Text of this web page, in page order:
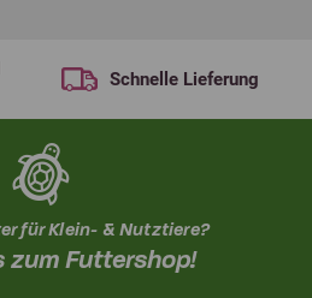
Schnelle Lieferung
für Klein- & Nutztiere?
zum Futtershop!